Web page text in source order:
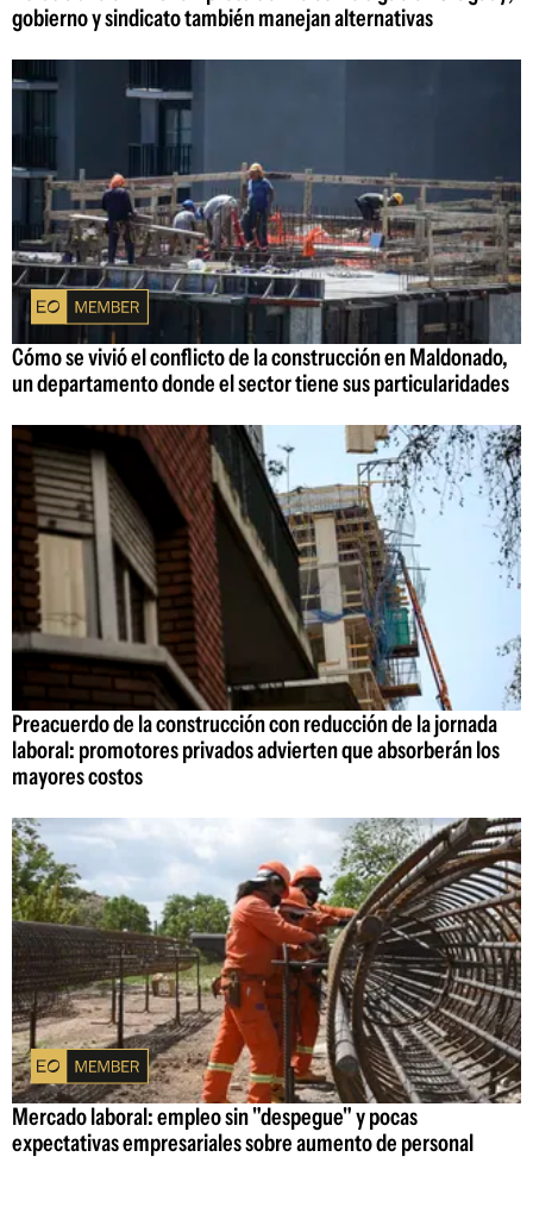
gobierno y sindicato también manejan alternativas
Cómo se vivió el conflicto de la construcción en Maldonado,
un departamento donde el sector tiene sus particularidades
Preacuerdo de la construcción con reducción de la jornada
laboral: promotores privados advierten que absorberán los
mayores costos
Mercado laboral: empleo sin "despegue" y pocas
expectativas empresariales sobre aumento de personal